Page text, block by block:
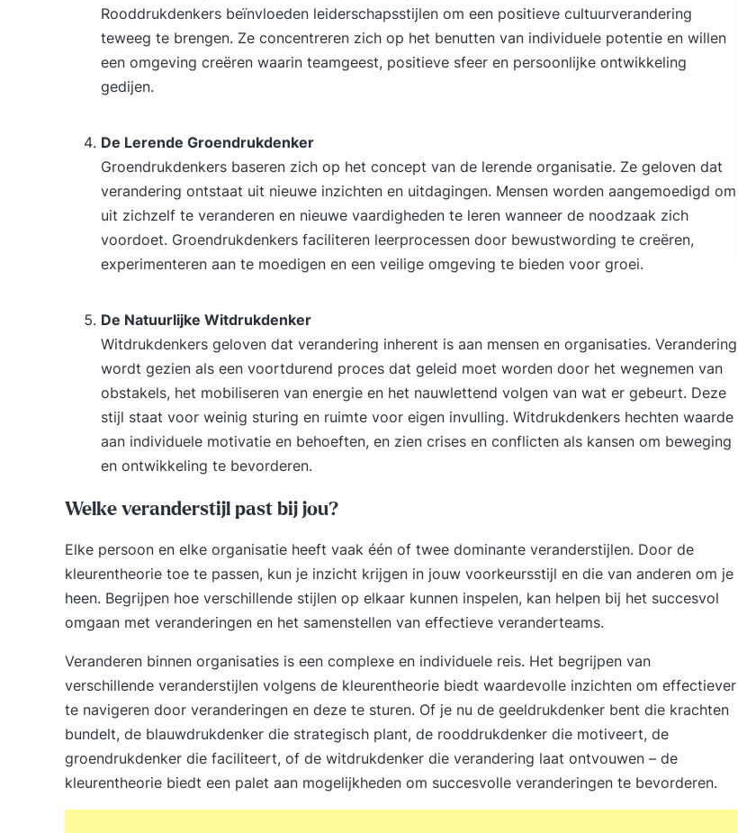
Rooddrukdenkers beïnvloeden leiderschapsstijlen om een positieve cultuurverandering
teweeg te brengen. Ze concentreren zich op het benutten van individuele potentie en willen
een omgeving creëren waarin teamgeest, positieve sfeer en persoonlijke ontwikkeling
gedijen.
De Lerende Groendrukdenker
Groendrukdenkers baseren zich op het concept van de lerende organisatie. Ze geloven dat
verandering ontstaat uit nieuwe inzichten en uitdagingen. Mensen worden aangemoedigd om
uit zichzelf te veranderen en nieuwe vaardigheden te leren wanneer de noodzaak zich
voordoet. Groendrukdenkers faciliteren leerprocessen door bewustwording te creëren,
experimenteren aan te moedigen en een veilige omgeving te bieden voor groei.
De Natuurlijke Witdrukdenker
Witdrukdenkers geloven dat verandering inherent is aan mensen en organisaties. Verandering
wordt gezien als een voortdurend proces dat geleid moet worden door het wegnemen van
obstakels, het mobiliseren van energie en het nauwlettend volgen van wat er gebeurt. Deze
stijl staat voor weinig sturing en ruimte voor eigen invulling. Witdrukdenkers hechten waarde
aan individuele motivatie en behoeften, en zien crises en conflicten als kansen om beweging
en ontwikkeling te bevorderen.
Welke veranderstijl past bij jou?
Elke persoon en elke organisatie heeft vaak één of twee dominante veranderstijlen. Door de
kleurentheorie toe te passen, kun je inzicht krijgen in jouw voorkeursstijl en die van anderen om je
heen. Begrijpen hoe verschillende stijlen op elkaar kunnen inspelen, kan helpen bij het succesvol
omgaan met veranderingen en het samenstellen van effectieve veranderteams.
Veranderen binnen organisaties is een complexe en individuele reis. Het begrijpen van
verschillende veranderstijlen volgens de kleurentheorie biedt waardevolle inzichten om effectiever
te navigeren door veranderingen en deze te sturen. Of je nu de geeldrukdenker bent die krachten
bundelt, de blauwdrukdenker die strategisch plant, de rooddrukdenker die motiveert, de
groendrukdenker die faciliteert, of de witdrukdenker die verandering laat ontvouwen – de
kleurentheorie biedt een palet aan mogelijkheden om succesvolle veranderingen te bevorderen.